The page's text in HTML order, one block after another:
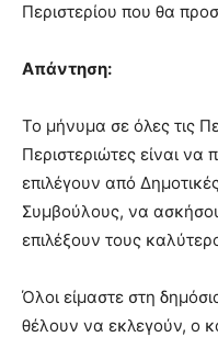
Περιστερίου που θα
Απάντηση:
Το μήνυμα σε όλες τις
Περιστεριώτες είναι
επιλέγουν από
Συμβούλους, να
επιλέξουν τους
Όλοι είμαστε στη
θέλουν να εκλεγούν, ο